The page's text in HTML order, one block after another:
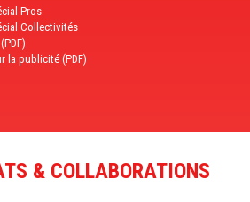
Pros
Collectivités
la publicité (PDF)
& COLLABORATIONS